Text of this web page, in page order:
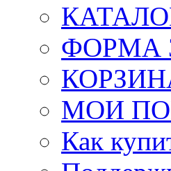
ФОРМА
МОИ
Как